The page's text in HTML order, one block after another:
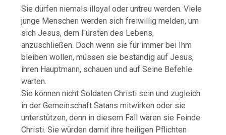
Sie dürfen niemals illoyal oder untreu werden. Viele
junge Menschen werden sich freiwillig melden, um
sich Jesus, dem Fürsten des Lebens,
anzuschließen. Doch wenn sie für immer bei Ihm
bleiben wollen, müssen sie beständig auf Jesus,
ihren Hauptmann, schauen und auf Seine Befehle
warten.
Sie können nicht Soldaten Christi sein und zugleich
in der Gemeinschaft Satans mitwirken oder sie
unterstützen, denn in diesem Fall wären sie Feinde
Christi. Sie würden damit ihre heiligen Pflichten